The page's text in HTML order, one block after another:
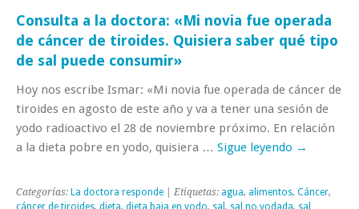
Consulta a la doctora: «Mi novia fue operada
de cáncer de tiroides. Quisiera saber qué tipo
de sal puede consumir»
Hoy nos escribe Ismar: «Mi novia fue operada de cáncer de
tiroides en agosto de este año y va a tener una sesión de
yodo radioactivo el 28 de noviembre próximo. En relación
a la dieta pobre en yodo, quisiera … Sigue leyendo →
Categorías: La doctora responde | Etiquetas: agua, alimentos, Cáncer,
cáncer de tiroides, dieta, dieta baja en yodo, sal , sal no yodada, sal